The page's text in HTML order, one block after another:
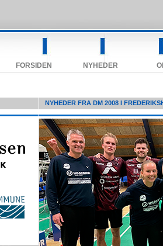
FORSIDEN NYHEDER
NYHEDER FRA DM 2008 I